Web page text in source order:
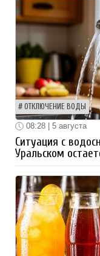
ОТКЛЮЧЕНИЕ ВОДЫ
08:28 | 5 августа
Ситуация с
Уральском